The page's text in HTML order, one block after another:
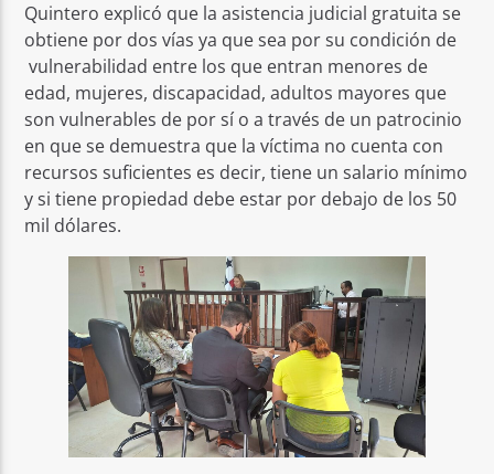
Quintero explicó que la asistencia judicial gratuita se
obtiene por dos vías ya que sea por su condición de
vulnerabilidad entre los que entran menores de
edad, mujeres, discapacidad, adultos mayores que
son vulnerables de por sí o a través de un patrocinio
en que se demuestra que la víctima no cuenta con
recursos suficientes es decir, tiene un salario mínimo
y si tiene propiedad debe estar por debajo de los 50
mil dólares.